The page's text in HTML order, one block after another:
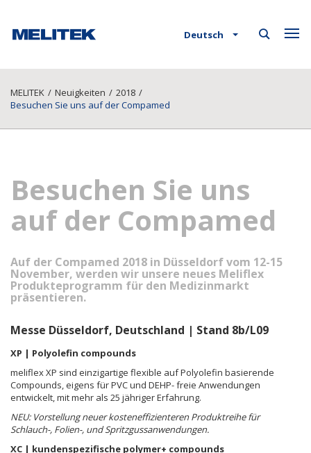
Deutsch
MELITEK / Neuigkeiten / 2018 /
Besuchen Sie uns auf der Compamed
Besuchen Sie uns
auf der Compamed
Auf der Compamed 2018 in Düsseldorf vom 12-15
November, werden wir unsere neues Meliflex
Produkteprogramm für den Medizinmarkt
präsentieren.
Messe Düsseldorf, Deutschland | Stand 8b/L09
XP | Polyolefin compounds
meliflex XP sind einzigartige flexible auf Polyolefin basierende
Compounds, eigens für PVC und DEHP- freie Anwendungen
entwickelt, mit mehr als 25 jähriger Erfahrung.
NEU: Vorstellung neuer kosteneffizienteren Produktreihe für
Schlauch-, Folien-, und Spritzgussanwendungen.
XC | kundenspezifische polymer+ compounds